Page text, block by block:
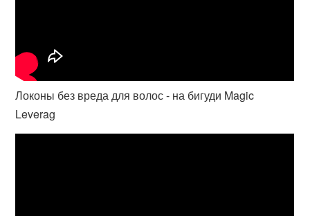
Локоны без вреда для волос - на бигуди Magic
Leverag